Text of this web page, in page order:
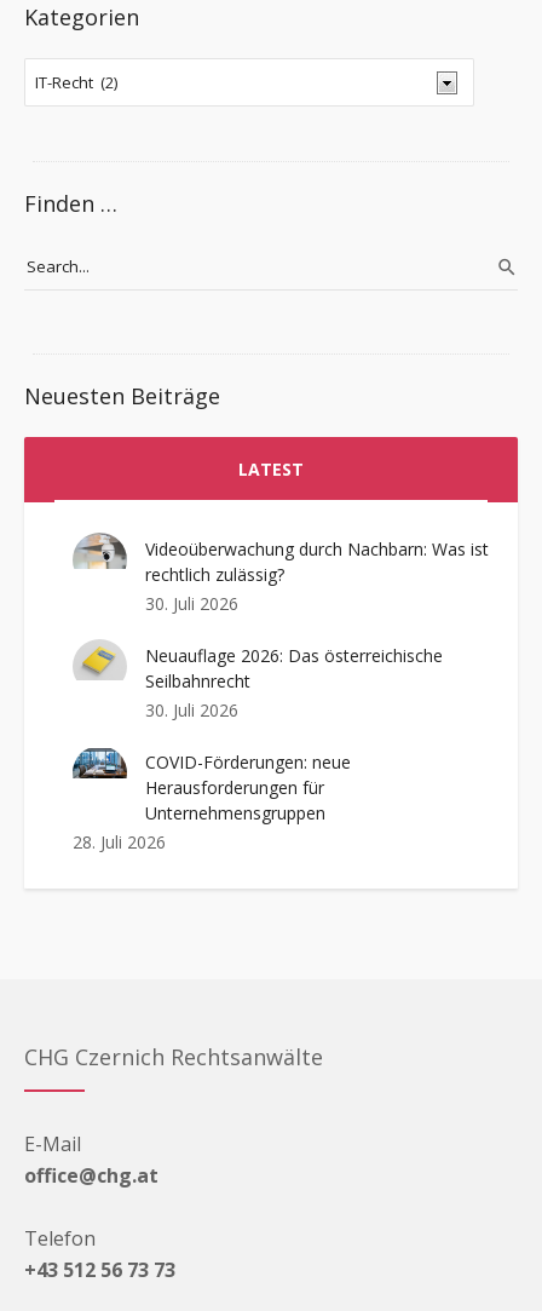
Kategorien
Finden …
Neuesten Beiträge
LATEST
Videoüberwachung durch Nachbarn: Was ist
rechtlich zulässig?
30. Juli 2026
Neuauflage 2026: Das österreichische
Seilbahnrecht
30. Juli 2026
COVID-Förderungen: neue
Herausforderungen für
Unternehmensgruppen
28. Juli 2026
CHG Czernich Rechtsanwälte
E-Mail
office@chg.at
Telefon
+43 512 56 73 73